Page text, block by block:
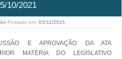
10/2021
Postado em: 03/11/2021
E APROVAÇÃO DA ATA
MATÉRIA DO LEGISLATIVO